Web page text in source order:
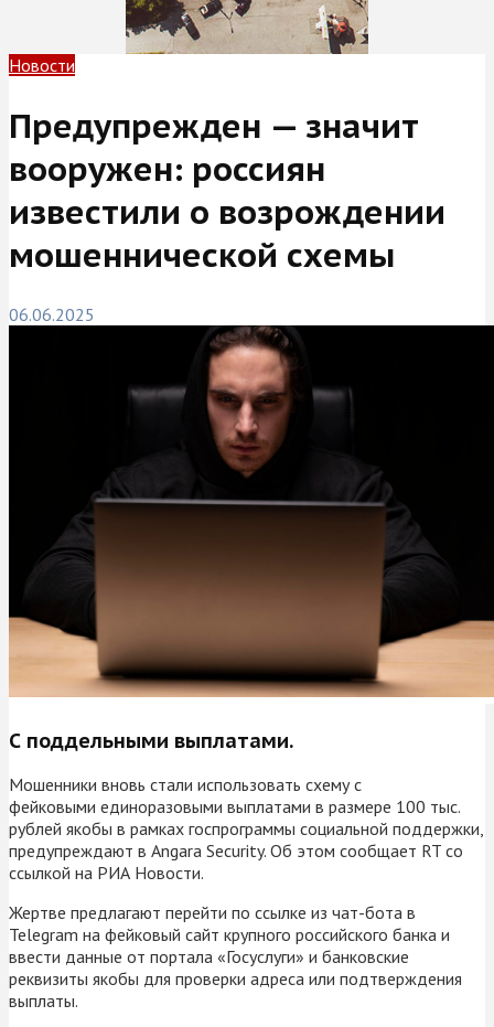
Новости
Предупрежден — значит
вооружен: россиян
известили о возрождении
мошеннической схемы
06.06.2025
С поддельными выплатами.
Мошенники вновь стали использовать схему с
фейковыми единоразовыми выплатами в размере 100 тыс.
рублей якобы в рамках госпрограммы социальной поддержки,
предупреждают в Angara Security. Об этом сообщает RT со
ссылкой на РИА Новости.
Жертве предлагают перейти по ссылке из чат-бота в
Telegram на фейковый сайт крупного российского банка и
ввести данные от портала «Госуслуги» и банковские
реквизиты якобы для проверки адреса или подтверждения
выплаты.